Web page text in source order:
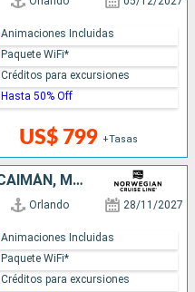
US$ 799 +Tasas
Animaciones Incluidas
Paquete WiFi*
Créditos para excursiones
Hasta 50% Off
BAHAMAS, JAMAICA, ISLAS CAIMÁN, MÉXICO, ESTADOS UNIDOS
Orlando 28/11/2027
Animaciones Incluidas
Paquete WiFi*
Créditos para excursiones